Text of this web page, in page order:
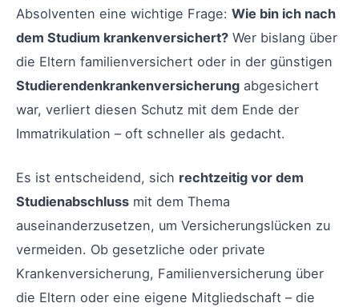
Absolventen eine wichtige Frage: Wie bin ich nach
dem Studium krankenversichert? Wer bislang über
die Eltern familienversichert oder in der günstigen
Studierendenkrankenversicherung abgesichert
war, verliert diesen Schutz mit dem Ende der
Immatrikulation – oft schneller als gedacht.
Es ist entscheidend, sich rechtzeitig vor dem
Studienabschluss mit dem Thema
auseinanderzusetzen, um Versicherungslücken zu
vermeiden. Ob gesetzliche oder private
Krankenversicherung, Familienversicherung über
die Eltern oder eine eigene Mitgliedschaft – die